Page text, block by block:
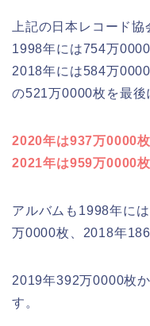
上記の日本レコード
1998年には754万
2018年には584万
の521万0000枚を最後
2020年は937万0000枚
2021年は959万0000
アルバムも1998年に
万0000枚、2018年
2019年392万0000枚
す。